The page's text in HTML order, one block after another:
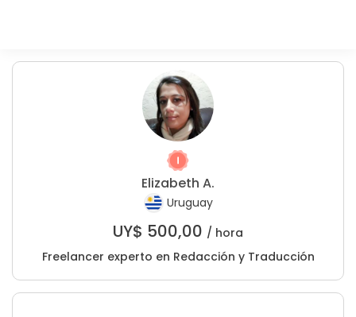
Elizabeth A.
Uruguay
UY$ 500,00 / hora
Freelancer experto en Redacción y Traducción